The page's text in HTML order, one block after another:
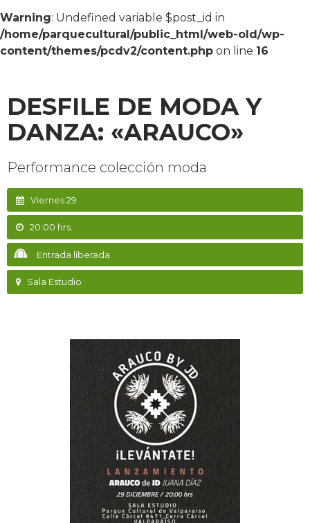
Warning: Undefined variable $post_id in
/home/parquecultural/public_html/web-old/wp-
content/themes/pcdv2/content.php on line 16
DESFILE DE MODA Y
DANZA: «ARAUCO»
Performance colección moda
Viernes 29
20:00 hrs.
Entrada liberada
Sala Estudio